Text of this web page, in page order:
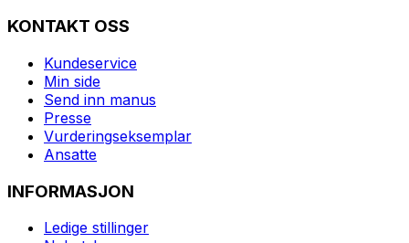
KONTAKT OSS
Kundeservice
Min side
Send inn manus
Presse
Vurderingseksemplar
Ansatte
INFORMASJON
Ledige stillinger